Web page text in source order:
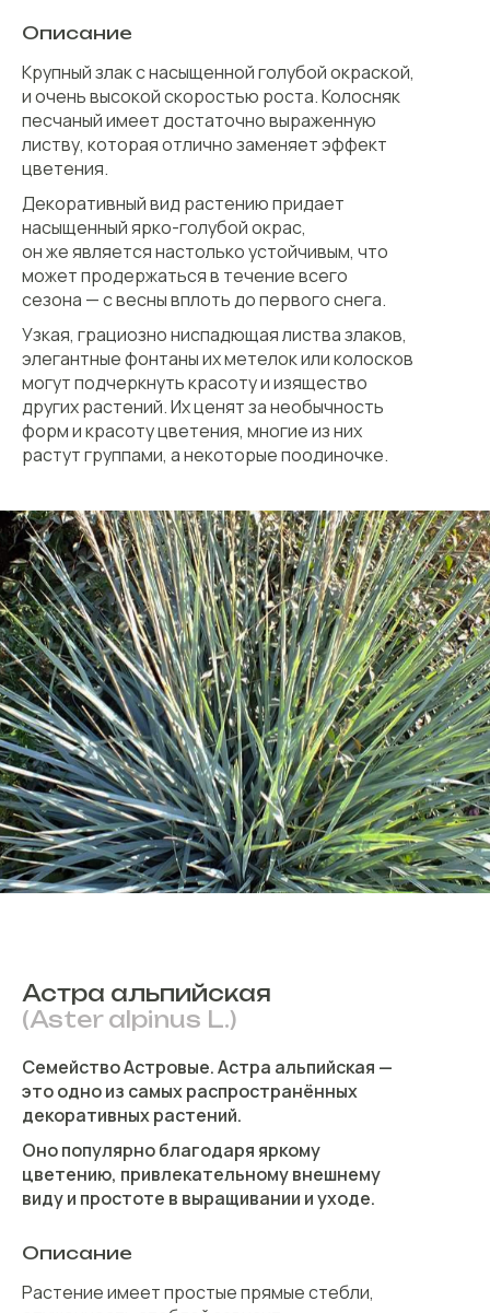
Описание
Крупный злак с насыщенной голубой окраской,
и очень высокой скоростью роста. Колосняк
песчаный имеет достаточно выраженную
листву, которая отлично заменяет эффект
цветения.
Узкая, грациозно ниспадющая листва злаков,
элегантные фонтаны их метелок или колосков
могут подчеркнуть красоту и изящество
других растений. Их ценят за необычность
форм и красоту цветения, многие из них
растут группами, а некоторые поодиночке.
Декоративный вид растению придает
насыщенный ярко-голубой окрас,
он же является настолько устойчивым, что
может продержаться в течение всего
сезона — с весны вплоть до первого снега.
Семейство Астровые. Астра альпийская —
это одно из самых распространённых
декоративных растений.
Описание
Растение имеет простые прямые стебли,
Астра альпийская
(Aster alpinus L.)
Оно популярно благодаря яркому
цветению, привлекательному внешнему
виду и простоте в выращивании и уходе.